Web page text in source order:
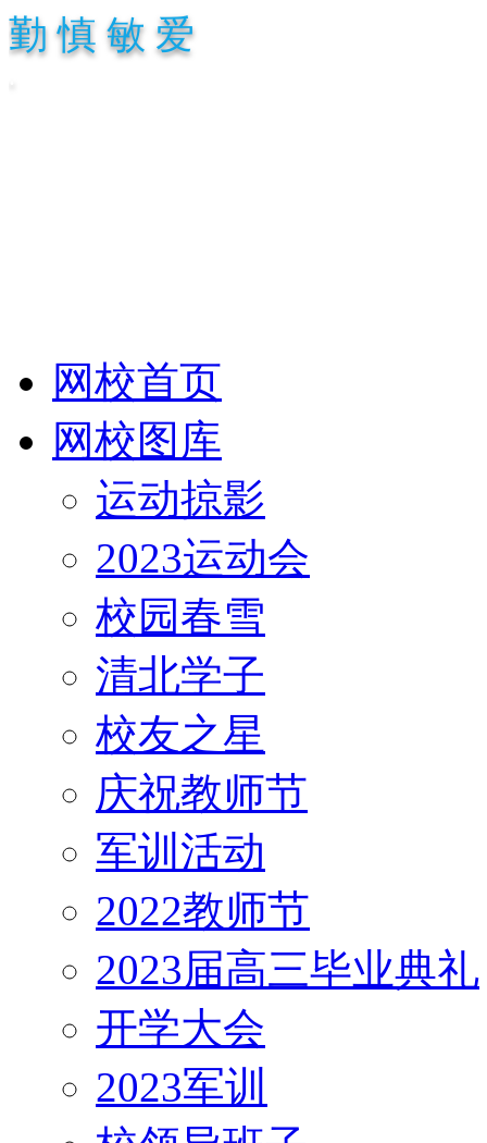
勤 慎 敏 爱
网校首页
网校图库
运动掠影
2023运动会
校园春雪
清北学子
校友之星
庆祝教师节
军训活动
2022教师节
2023届高三毕业典礼
开学大会
2023军训